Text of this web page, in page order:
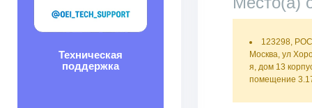
Техническая
поддержка
123298,
Москва, ул
я, дом 13 корпус
помещение